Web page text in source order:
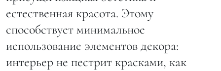
естественная красота. Этому
способствует минимальное
использование элементов декора:
интерьер не пестрит красками, как